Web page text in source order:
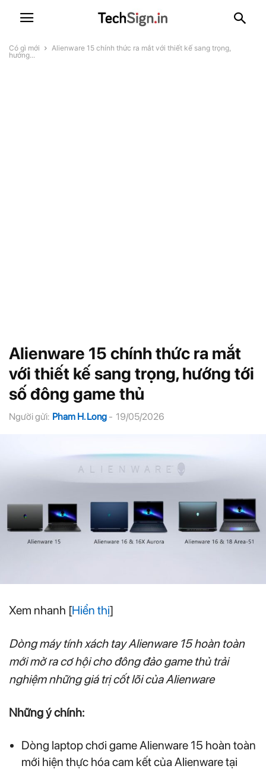
Có gì mới
Alienware 15 chính thức ra mắt với thiết kế sang trọng,
hướng...
Alienware 15 chính thức ra mắt
với thiết kế sang trọng, hướng tới
số đông game thủ
Người gửi: Pham H. Long - 19/05/2026
Xem nhanh [Hiển thị]
Dòng máy tính xách tay Alienware 15 hoàn toàn
mới mở ra cơ hội cho đông đảo game thủ trải
nghiệm những giá trị cốt lõi của Alienware
Những ý chính:
Dòng laptop chơi game Alienware 15 hoàn toàn
mới hiện thực hóa cam kết của Alienware tại